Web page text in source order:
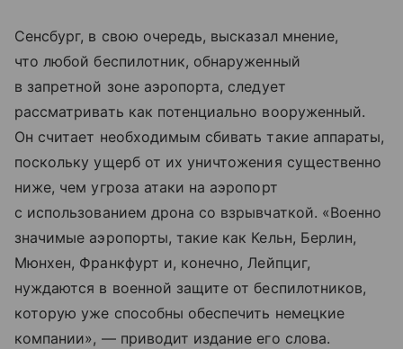
Сенсбург, в свою очередь, высказал мнение,
что любой беспилотник, обнаруженный
в запретной зоне аэропорта, следует
рассматривать как потенциально вооруженный.
Он считает необходимым сбивать такие аппараты,
поскольку ущерб от их уничтожения существенно
ниже, чем угроза атаки на аэропорт
с использованием дрона со взрывчаткой. «Военно
значимые аэропорты, такие как Кельн, Берлин,
Мюнхен, Франкфурт и, конечно, Лейпциг,
нуждаются в военной защите от беспилотников,
которую уже способны обеспечить немецкие
компании», — приводит издание его слова.